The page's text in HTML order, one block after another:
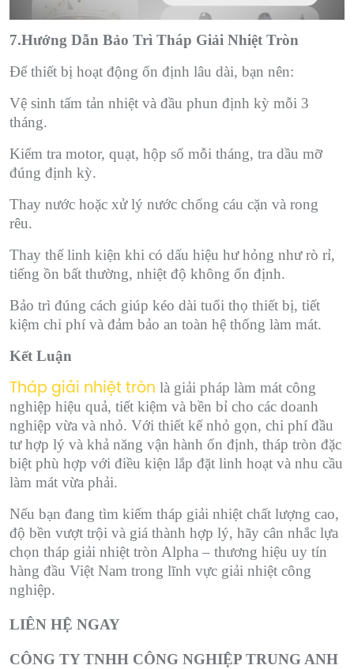
7.Hướng Dẫn Bảo Trì Tháp Giải Nhiệt Tròn
Để thiết bị hoạt động ổn định lâu dài, bạn nên:
Vệ sinh tấm tản nhiệt và đầu phun định kỳ mỗi 3
tháng.
Kiểm tra motor, quạt, hộp số mỗi tháng, tra dầu mỡ
đúng định kỳ.
Thay nước hoặc xử lý nước chống cáu cặn và rong
rêu.
Thay thế linh kiện khi có dấu hiệu hư hỏng như rò rỉ,
tiếng ồn bất thường, nhiệt độ không ổn định.
Bảo trì đúng cách giúp kéo dài tuổi thọ thiết bị, tiết
kiệm chi phí và đảm bảo an toàn hệ thống làm mát.
Kết Luận
Tháp giải nhiệt tròn là giải pháp làm mát công
nghiệp hiệu quả, tiết kiệm và bền bỉ cho các doanh
nghiệp vừa và nhỏ. Với thiết kế nhỏ gọn, chi phí đầu
tư hợp lý và khả năng vận hành ổn định, tháp tròn đặc
biệt phù hợp với điều kiện lắp đặt linh hoạt và nhu cầu
làm mát vừa phải.
Nếu bạn đang tìm kiếm tháp giải nhiệt chất lượng cao,
độ bền vượt trội và giá thành hợp lý, hãy cân nhắc lựa
chọn tháp giải nhiệt tròn Alpha – thương hiệu uy tín
hàng đầu Việt Nam trong lĩnh vực giải nhiệt công
nghiệp.
LIÊN HỆ NGAY
CÔNG TY TNHH CÔNG NGHIỆP TRUNG ANH